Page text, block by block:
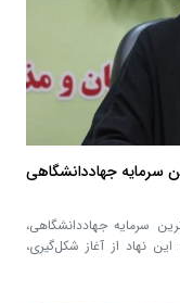
سرمایه جهاددانشگاهی
سرمایه جهاددانشگاهی،
نهاد از آغاز شکل‌گیری،